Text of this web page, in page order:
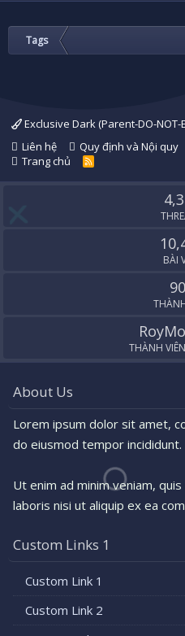
Tags
Exclusive Dark (Parent-DO-NOT-
Liên hệ
Quy định và Nội quy
Trang chủ
R
S
BÀI
THÀNH
About Us
Lorem ipsum dolor sit amet,
do eiusmod tempor incididunt.
Ut enim ad minim veniam,
laboris nisi ut aliquip ex ea
Custom Links 1
Custom Link 1
Custom Link 2